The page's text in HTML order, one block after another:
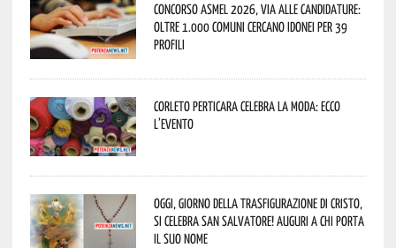
Concorso Asmel 2026, via alle candidature:
oltre 1.000 Comuni cercano idonei per 39
profili
Corleto Perticara celebra la moda: ecco
l’evento
Oggi, giorno della Trasfigurazione di Cristo,
si celebra San Salvatore! Auguri a chi porta
il suo nome